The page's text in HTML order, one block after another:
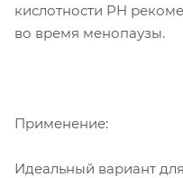
кислотности PH
во время менопаузы.
Применение:
Идеальный вариант